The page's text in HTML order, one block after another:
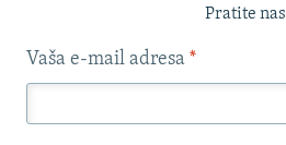
Pratite nas
Vaša e-mail adresa *